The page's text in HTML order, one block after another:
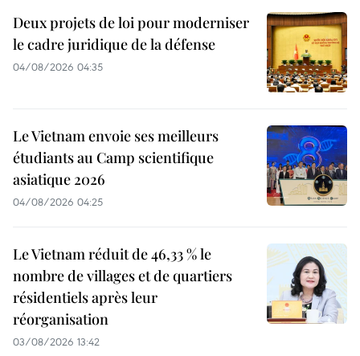
Deux projets de loi pour moderniser
le cadre juridique de la défense
04/08/2026 04:35
Le Vietnam envoie ses meilleurs
étudiants au Camp scientifique
asiatique 2026
04/08/2026 04:25
Le Vietnam réduit de 46,33 % le
nombre de villages et de quartiers
résidentiels après leur
réorganisation
03/08/2026 13:42